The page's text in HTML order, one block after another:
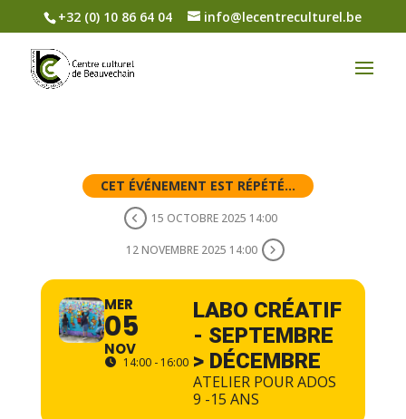
+32 (0) 10 86 64 04 info@lecentreculturel.be
CET ÉVÉNEMENT EST RÉPÉTÉ...
15 OCTOBRE 2025 14:00
12 NOVEMBRE 2025 14:00
MER
05
NOV
14:00 - 16:00
LABO CRÉATIF
- SEPTEMBRE
> DÉCEMBRE
ATELIER POUR ADOS
9 -15 ANS